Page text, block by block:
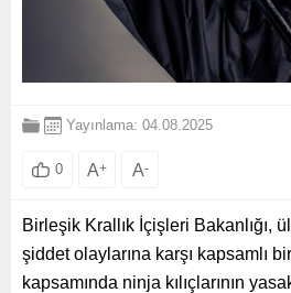
Yayınlama: 04.08.2025
0 A+ A-
Birleşik Krallık İçişleri Bakanlığı,
şiddet olaylarına karşı kapsamlı
kapsamında ninja kılıçlarının